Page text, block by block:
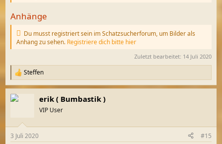
Anhänge
Du musst registriert sein im Schatzsucherforum, um Bilder als
Anhang zu sehen. Registriere dich bitte hier
Zuletzt bearbeitet: 14 Juli 2020
R
e
a
k
e
Steffen
erik ( Bumbastik )
VIP User
3 Juli 2020 #15